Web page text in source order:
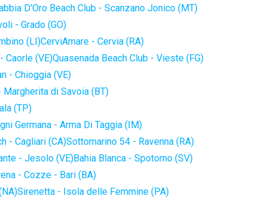
D'Oro Beach Club - Scanzano Jonico (MT)
- Grado (GO)
(LI)CerviAmare - Cervia (RA)
Caorle (VE)Quasenada Beach Club - Vieste (FG)
- Chioggia (VE)
di Savoia (BT)
(TP)
Germana - Arma Di Taggia (IM)
- Cagliari (CA)Sottomarino 54 - Ravenna (RA)
- Jesolo (VE)Bahia Blanca - Spotorno (SV)
- Cozze - Bari (BA)
Sirenetta - Isola delle Femmine (PA)